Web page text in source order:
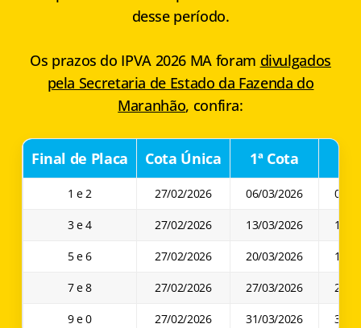
desse período.
Os prazos do IPVA 2026 MA foram divulgados
pela Secretaria de Estado da Fazenda do
Maranhão, confira:
Final de Placa Cota Única 1ª Cota
1 e 2 27/02/2026 06/03/2026 06/
3 e 4 27/02/2026 13/03/2026 10/
5 e 6 27/02/2026 20/03/2026 17/
7 e 8 27/02/2026 27/03/2026 24/
9 e 0 27/02/2026 31/03/2026 30/